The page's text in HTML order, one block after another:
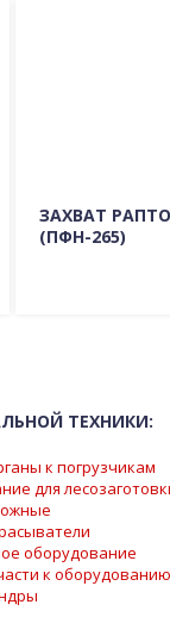
ЗАХВАТ
(ПФН-265)
ТЕХНИКИ:
к погрузчикам
для
оборудование
к оборудованию